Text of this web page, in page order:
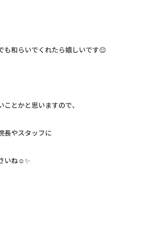
も和らいでくれたら嬉しいです😌
とかと思いますので、
長やスタッフに
いね☺️✨